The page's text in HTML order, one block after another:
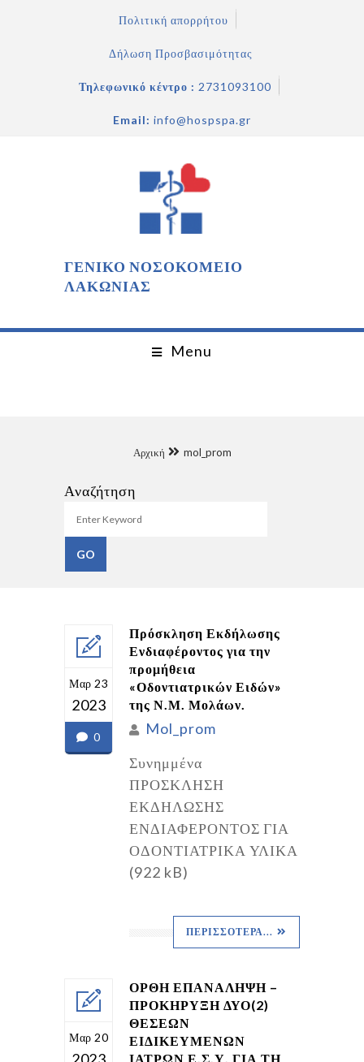
Πολιτική απορρήτου
Δήλωση Προσβασιμότητας
Τηλεφωνικό κέντρο : 2731093100
Email: info@hospspa.gr
ΓΕΝΙΚΟ ΝΟΣΟΚΟΜΕΙΟ
ΛΑΚΩΝΙΑΣ
Menu
Αρχική mol_prom
Αναζήτηση
Μαρ 23
2023
0
Πρόσκληση Εκδήλωσης
Ενδιαφέροντος για την
προμήθεια
«Οδοντιατρικών Ειδών»
της Ν.Μ. Μολάων.
Mol_prom
Συνημμένα
ΠΡΟΣΚΛΗΣΗ
ΕΚΔΗΛΩΣΗΣ
ΕΝΔΙΑΦΕΡΟΝΤΟΣ ΓΙΑ
ΟΔΟΝΤΙΑΤΡΙΚΑ ΥΛΙΚΑ
(922 kB)
ΠΕΡΙΣΣΌΤΕΡΑ...
Μαρ 20
ΟΡΘΗ ΕΠΑΝΑΛΗΨΗ –
ΠΡΟΚΗΡΥΞΗ ΔΥΟ(2)
ΘΕΣΕΩΝ
ΕΙΔΙΚΕΥΜΕΝΩΝ
ΙΑΤΡΩΝ Ε.Σ.Υ. ΓΙΑ ΤΗ